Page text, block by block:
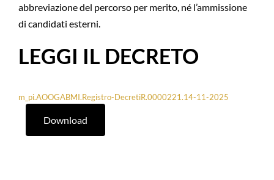
abbreviazione del percorso per merito, né l’ammissione
di candidati esterni.
LEGGI IL DECRETO
m_pi.AOOGABMI.Registro-DecretiR.0000221.14-11-2025
Download